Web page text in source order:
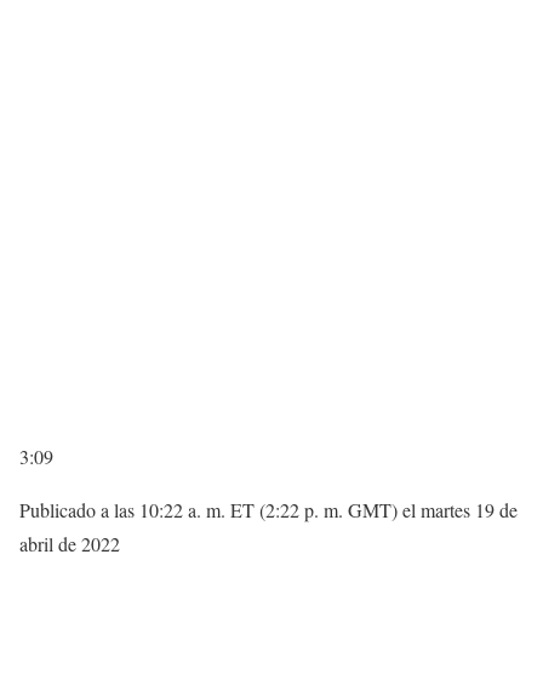
3:09
Publicado a las 10:22 a. m. ET (2:22 p. m. GMT) el martes 19 de
abril de 2022